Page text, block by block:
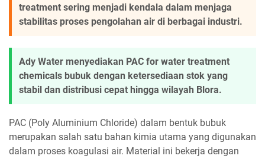
treatment sering menjadi kendala dalam menjaga
stabilitas proses pengolahan air di berbagai industri.
Ady Water menyediakan PAC for water treatment
chemicals bubuk dengan ketersediaan stok yang
stabil dan distribusi cepat hingga wilayah Blora.
PAC (Poly Aluminium Chloride) dalam bentuk bubuk
merupakan salah satu bahan kimia utama yang digunakan
dalam proses koagulasi air. Material ini bekerja dengan